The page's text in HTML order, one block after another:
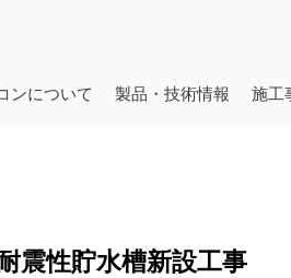
ンについて 製品・技術情報 施工
震性貯水槽新設工事